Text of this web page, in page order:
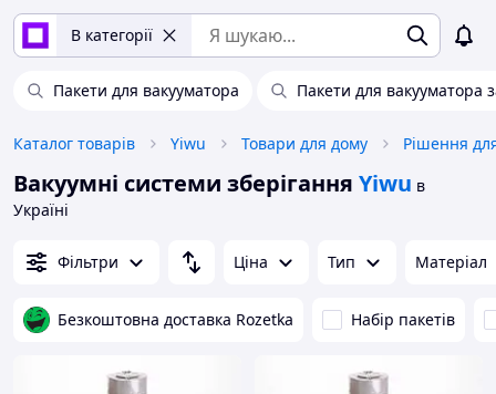
В категорії
Пакети для вакууматора Пакети для вакууматора
Каталог товарів Yiwu Товари для дому Рішення
Вакуумні системи зберігання Yiwu в
Україні
Фільтри Ціна Тип Матеріал
Безкоштовна доставка Rozetka Набір пакетів